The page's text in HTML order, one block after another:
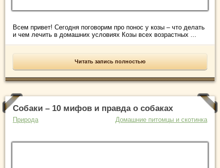
Всем привет! Сегодня поговорим про понос у козы – что делать
и чем лечить в домашних условиях Козы всех возрастных ...
Читать запись полностью
Собаки – 10 мифов и правда о собаках
Природа Домашние питомцы и скотинка